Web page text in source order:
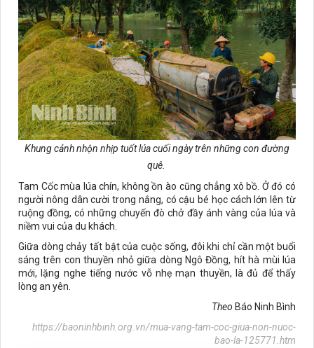
Khung cảnh nhộn nhịp tuốt lúa cuối ngày trên những con đường
quê.
Tam Cốc mùa lúa chín, không ồn ào cũng chẳng xô bồ. Ở đó có
người nông dân cười trong nắng, có cậu bé học cách lớn lên từ
ruộng đồng, có những chuyến đò chở đầy ánh vàng của lúa và
niềm vui của du khách.
Giữa dòng chảy tất bật của cuộc sống, đôi khi chỉ cần một buổi
sáng trên con thuyền nhỏ giữa dòng Ngô Đồng, hít hà mùi lúa
mới, lặng nghe tiếng nước vỗ nhẹ mạn thuyền, là đủ để thấy
lòng an yên.
Theo Báo Ninh Bình
https://baoninhbinh.org.vn/mua-vang-tam-coc-giua-non-nuoc-
bao-la-125771.htm